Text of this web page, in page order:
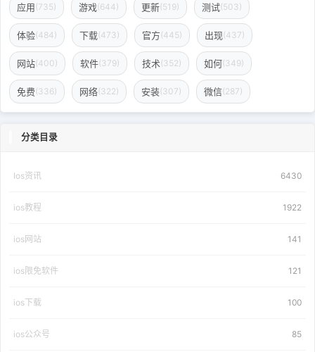
应用(735) 游戏(644) 更新(519) 测试(503)
体验(484) 下载(473) 官方(445) 出现(437)
网站(400) 软件(379) 技术(352) 如何(349)
免费(336) 网络(322) 安装(307) 微信(287)
分类目录
Ios资讯 6430
ios教程 1922
ios网站 141
ios限免软件 121
ios下载 100
ios公众号 85